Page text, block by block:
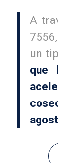
A
un
que